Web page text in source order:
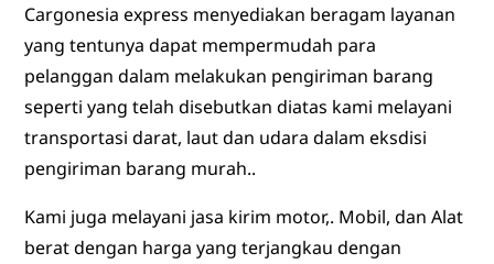
Cargonesia express menyediakan beragam layanan
yang tentunya dapat mempermudah para
pelanggan dalam melakukan pengiriman barang
seperti yang telah disebutkan diatas kami melayani
transportasi darat, laut dan udara dalam eksdisi
pengiriman barang murah..
Kami juga melayani jasa kirim motor,. Mobil, dan Alat
berat dengan harga yang terjangkau dengan